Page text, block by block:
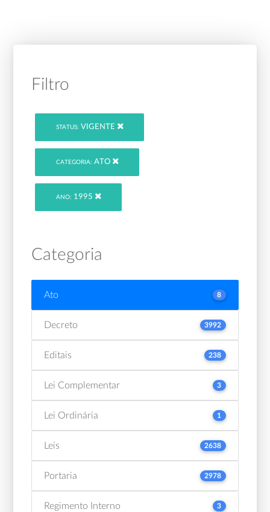
Filtro
STATUS: VIGENTE
CATEGORIA: ATO
ANO: 1995
Categoria
Ato 8
Decreto 3992
Editais 238
Lei Complementar 3
Lei Ordinária 1
Leis 2638
Portaria 2978
Regimento Interno 3